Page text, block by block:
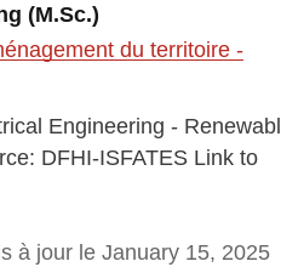
(M.Sc.)
du territoire -
Engineering -
DFHI-ISFATES Link to
à jour le January 15, 2025